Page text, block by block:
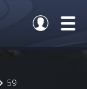
59